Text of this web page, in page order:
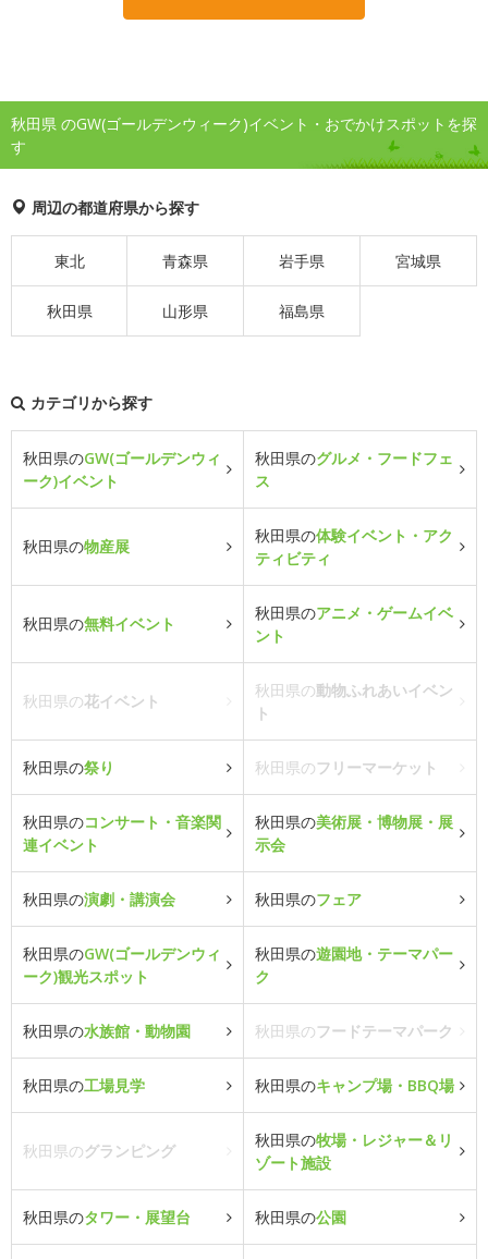
秋田県 のGW(ゴールデンウィーク)イベント・おでかけスポットを探
す
周辺の都道府県から探す
東北 青森県 岩手県 宮城県
秋田県 山形県 福島県
カテゴリから探す
秋田県のGW(ゴールデンウィ
ーク)イベント
秋田県のグルメ・フードフェ
ス
秋田県の物産展
秋田県の体験イベント・アク
ティビティ
秋田県の無料イベント
秋田県のアニメ・ゲームイベ
ント
秋田県の花イベント
秋田県の動物ふれあいイベン
ト
秋田県の祭り 秋田県のフリーマーケット
秋田県のコンサート・音楽関
連イベント
秋田県の美術展・博物展・展
示会
秋田県の演劇・講演会 秋田県のフェア
秋田県のGW(ゴールデンウィ
ーク)観光スポット
秋田県の遊園地・テーマパー
ク
秋田県の水族館・動物園 秋田県のフードテーマパーク
秋田県の工場見学 秋田県のキャンプ場・BBQ場
秋田県のグランピング
秋田県の牧場・レジャー＆リ
ゾート施設
秋田県のタワー・展望台 秋田県の公園